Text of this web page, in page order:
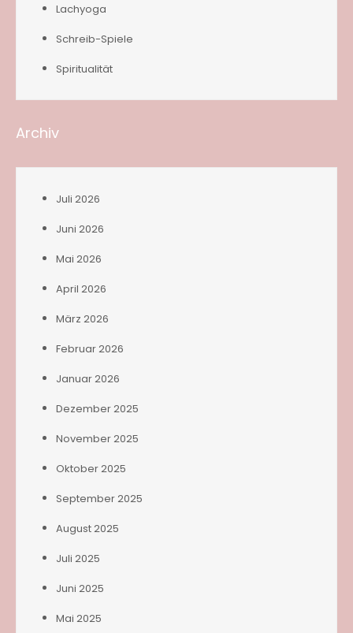
Lachyoga
Schreib-Spiele
Spiritualität
Archiv
Juli 2026
Juni 2026
Mai 2026
April 2026
März 2026
Februar 2026
Januar 2026
Dezember 2025
November 2025
Oktober 2025
September 2025
August 2025
Juli 2025
Juni 2025
Mai 2025